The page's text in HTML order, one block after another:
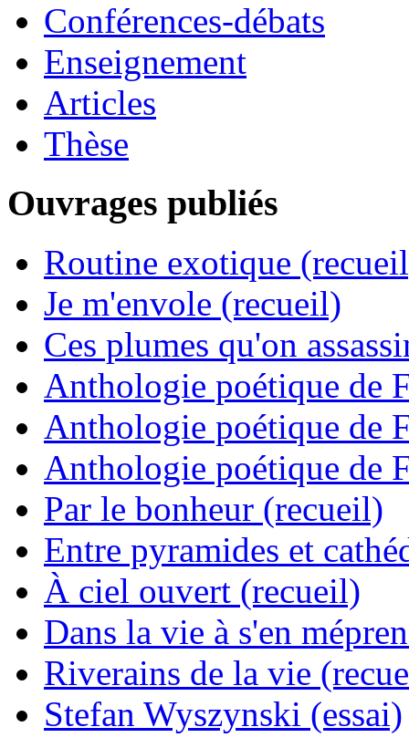
Conférences-débats
Enseignement
Articles
Thèse
Ouvrages publiés
Routine exotique
Je m'envole (recueil)
Ces plumes qu'on
Anthologie poétique de
Anthologie poétique de
Anthologie poétique de
Par le bonheur (recueil)
Entre pyramides et
À ciel ouvert (recueil)
Dans la vie à s'en
Riverains de la vie
Stefan Wyszynski (essai)